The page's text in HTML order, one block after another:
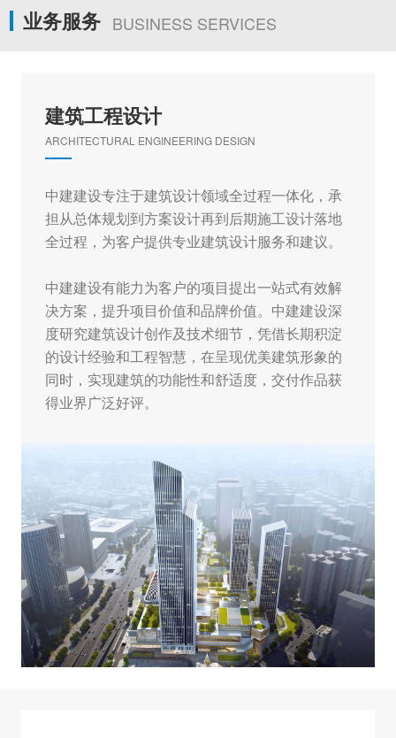
业务服务 BUSINESS SERVICES
建筑工程设计
ARCHITECTURAL ENGINEERING DESIGN
中建建设专注于建筑设计领域全过程一体化，承
担从总体规划到方案设计再到后期施工设计落地
全过程，为客户提供专业建筑设计服务和建议。
中建建设有能力为客户的项目提出一站式有效解
决方案，提升项目价值和品牌价值。中建建设深
度研究建筑设计创作及技术细节，凭借长期积淀
的设计经验和工程智慧，在呈现优美建筑形象的
同时，实现建筑的功能性和舒适度，交付作品获
得业界广泛好评。